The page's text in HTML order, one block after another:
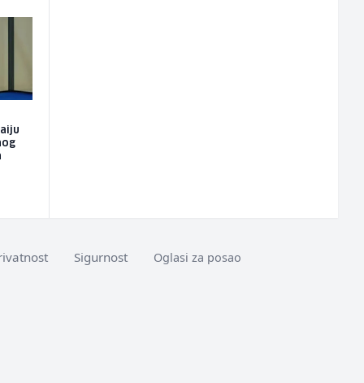
Sigurnost Oglasi za posao